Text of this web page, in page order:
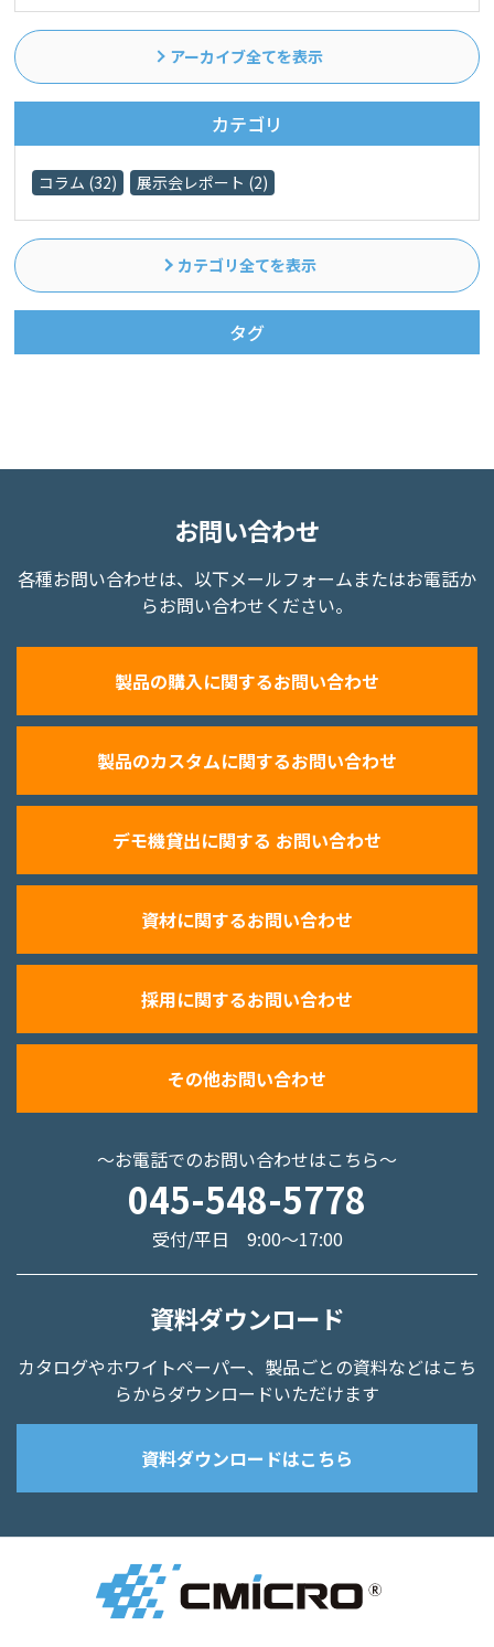
アーカイブ全てを表示
カテゴリ
コラム (32) 展示会レポート (2)
カテゴリ全てを表示
タグ
お問い合わせ
各種お問い合わせは、以下メールフォームまたはお電話か
らお問い合わせください。
製品の購入に関するお問い合わせ
製品のカスタムに関するお問い合わせ
デモ機貸出に関する お問い合わせ
資材に関するお問い合わせ
採用に関するお問い合わせ
その他お問い合わせ
～お電話でのお問い合わせはこちら～
045-548-5778
受付/平日 9:00～17:00
資料ダウンロード
カタログやホワイトペーパー、 製品ごとの資料などはこち
らからダウンロードいただけます
資料ダウンロードはこちら